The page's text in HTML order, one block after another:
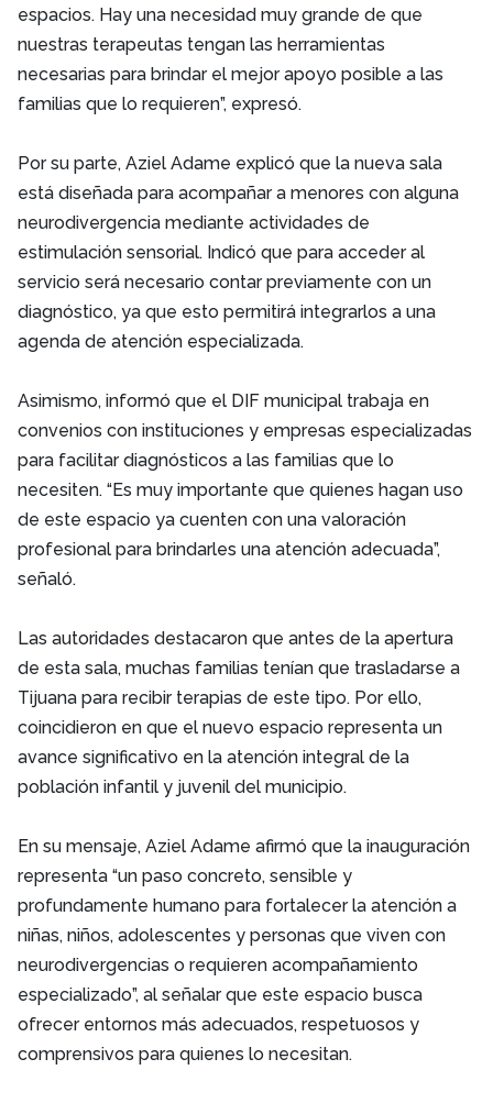
espacios. Hay una necesidad muy grande de que
nuestras terapeutas tengan las herramientas
necesarias para brindar el mejor apoyo posible a las
familias que lo requieren”, expresó.
Por su parte, Aziel Adame explicó que la nueva sala
está diseñada para acompañar a menores con alguna
neurodivergencia mediante actividades de
estimulación sensorial. Indicó que para acceder al
servicio será necesario contar previamente con un
diagnóstico, ya que esto permitirá integrarlos a una
agenda de atención especializada.
Asimismo, informó que el DIF municipal trabaja en
convenios con instituciones y empresas especializadas
para facilitar diagnósticos a las familias que lo
necesiten. “Es muy importante que quienes hagan uso
de este espacio ya cuenten con una valoración
profesional para brindarles una atención adecuada”,
señaló.
Las autoridades destacaron que antes de la apertura
de esta sala, muchas familias tenían que trasladarse a
Tijuana para recibir terapias de este tipo. Por ello,
coincidieron en que el nuevo espacio representa un
avance significativo en la atención integral de la
población infantil y juvenil del municipio.
En su mensaje, Aziel Adame afirmó que la inauguración
representa “un paso concreto, sensible y
profundamente humano para fortalecer la atención a
niñas, niños, adolescentes y personas que viven con
neurodivergencias o requieren acompañamiento
especializado”, al señalar que este espacio busca
ofrecer entornos más adecuados, respetuosos y
comprensivos para quienes lo necesitan.